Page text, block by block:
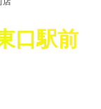
口駅前